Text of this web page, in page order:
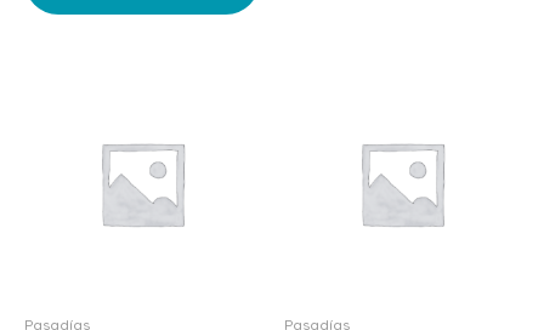
Pasadías Pasadías